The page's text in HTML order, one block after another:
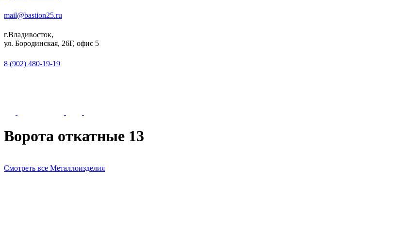
mail@bastion25.ru
г.Владивосток,
ул. Бородинская, 26Г, офис 5
8 (902) 480-19-19
Ворота откатные 13
Смотреть все Металлоизделия